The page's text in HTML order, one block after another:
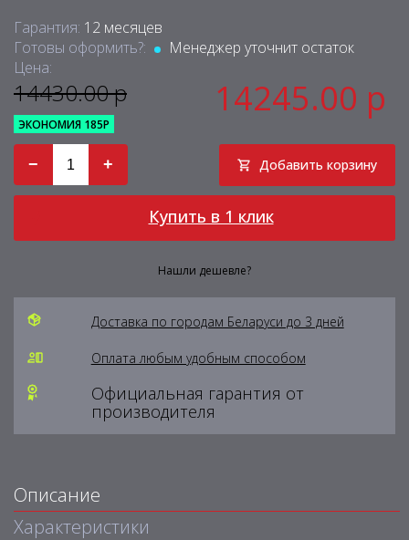
Гарантия: 12 месяцев
Готовы оформить?:
Менеджер уточнит остаток
Цена:
14430.00 р 14245.00 р
ЭКОНОМИЯ 185Р
− + Добавить корзину
Купить в 1 клик
Нашли дешевле?
Доставка по городам Беларуси до 3 дней
Оплата любым удобным способом
Официальная гарантия от
производителя
Описание
Характеристики